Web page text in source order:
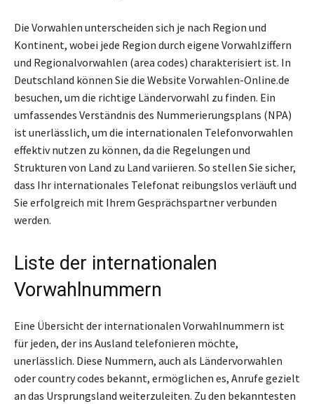
Die Vorwahlen unterscheiden sich je nach Region und
Kontinent, wobei jede Region durch eigene Vorwahlziffern
und Regionalvorwahlen (area codes) charakterisiert ist. In
Deutschland können Sie die Website Vorwahlen-Online.de
besuchen, um die richtige Ländervorwahl zu finden. Ein
umfassendes Verständnis des Nummerierungsplans (NPA)
ist unerlässlich, um die internationalen Telefonvorwahlen
effektiv nutzen zu können, da die Regelungen und
Strukturen von Land zu Land variieren. So stellen Sie sicher,
dass Ihr internationales Telefonat reibungslos verläuft und
Sie erfolgreich mit Ihrem Gesprächspartner verbunden
werden.
Liste der internationalen
Vorwahlnummern
Eine Übersicht der internationalen Vorwahlnummern ist
für jeden, der ins Ausland telefonieren möchte,
unerlässlich. Diese Nummern, auch als Ländervorwahlen
oder country codes bekannt, ermöglichen es, Anrufe gezielt
an das Ursprungsland weiterzuleiten. Zu den bekanntesten